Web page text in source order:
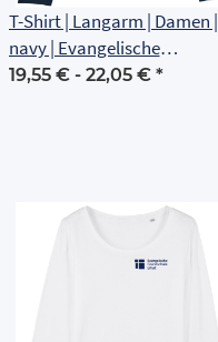
T-Shirt | Langarm | Damen |
navy | Evangelische
Grundschule Erfurt
19,55 € - 22,05 € *